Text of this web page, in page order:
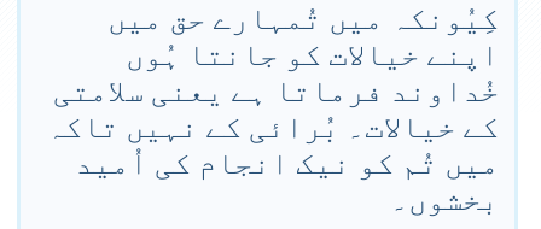
کِیُونکہ میں تُمہارے حق میں
اپنے خیالات کو جانتا ہُوں
خُداوند فرماتا ہے یعنی سلامتی
کے خیالات۔ بُرائی کے نہیں تاکہ
میں تُم کو نیک انجام کی اُمید
بخشوں۔